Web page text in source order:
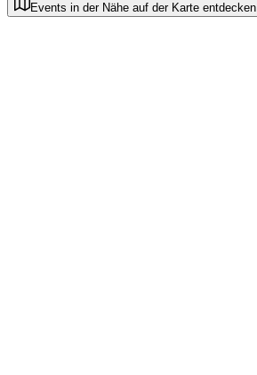
Events in der Nähe auf der Karte entdecken